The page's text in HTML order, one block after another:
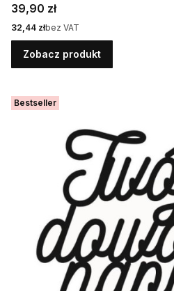
Cena
39,90 zł
Cena
32,44 złbez VAT
Zobacz produkt
Bestseller